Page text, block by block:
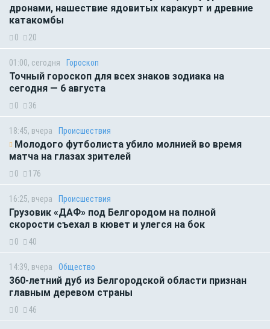
дронами, нашествие ядовитых каракурт и древние
катакомбы
0 20
01:00, сегодня Гороскоп
Точный гороскоп для всех знаков зодиака на
сегодня — 6 августа
0 36
18:45, вчера Происшествия
Молодого футболиста убило молнией во время
матча на глазах зрителей
0 176
16:25, вчера Происшествия
Грузовик «ДАФ» под Белгородом на полной
скорости съехал в кювет и улегся на бок
0 40
14:39, вчера Общество
360-летний дуб из Белгородской области признан
главным деревом страны
0 46